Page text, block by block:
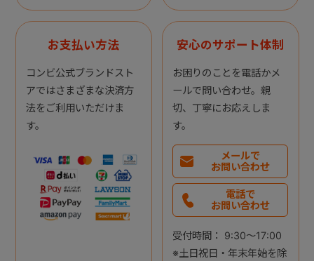
お支払い方法
コンビ公式ブランドスト
アではさまざまな決済方
法をご利用いただけま
す。
安心のサポート体制
お困りのことを電話かメ
ールで問い合わせ。親
切、丁寧にお応えしま
す。
メールで
お問い合わせ
電話で
お問い合わせ
受付時間： 9:30～17:00
※土日祝日・年末年始を除